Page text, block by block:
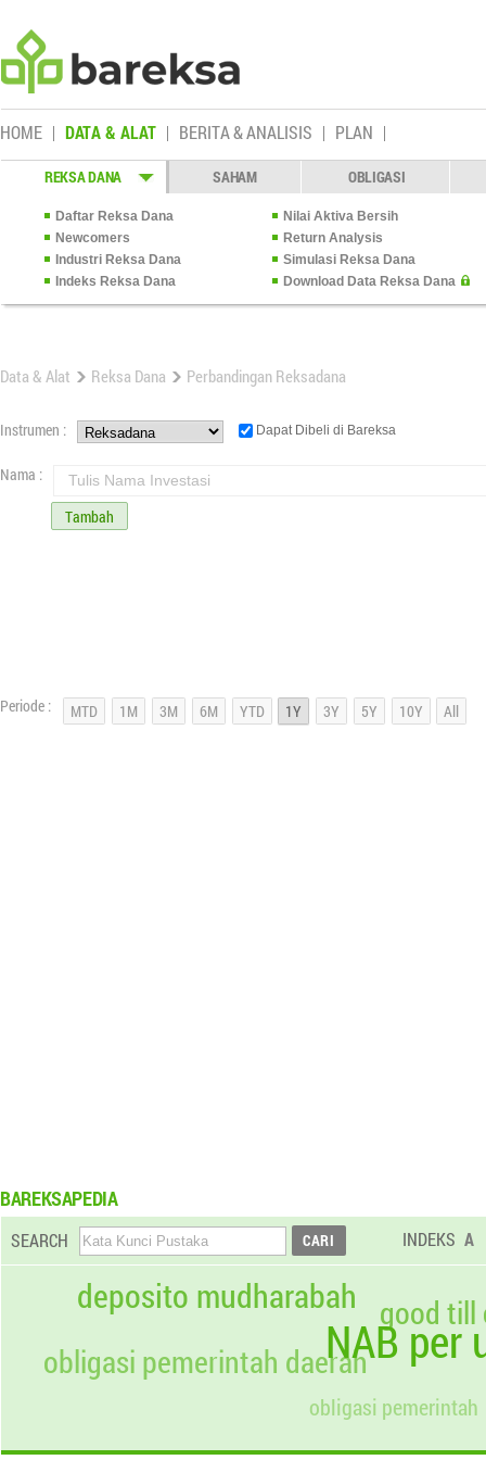
HOME DATA & ALAT BERITA & ANALISIS PLAN
REKSA DANA SAHAM OBLIGASI
Daftar Reksa Dana
Nilai Aktiva Bersih
Newcomers
Return Analysis
Industri Reksa Dana
Simulasi Reksa Dana
Indeks Reksa Dana
Download Data Reksa Dana
Data & Alat Reksa Dana Perbandingan Reksadana
Instrumen : Dapat Dibeli di Bareksa
Nama : Tulis Nama Investasi
Tambah
Periode :
BAREKSAPEDIA
SEARCH INDEKS A
NAB per
deposito mudharabah
obligasi pemerintah
obligasi pemerintah daerah
good till